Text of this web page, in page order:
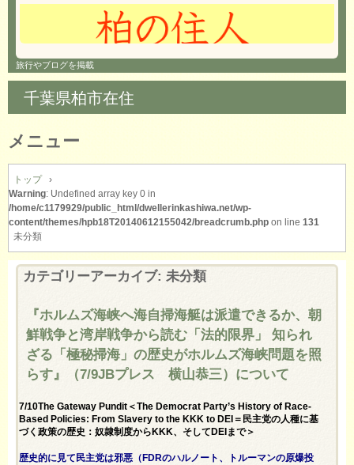
旅行やブログを掲載
千葉県柏市在住
メニュー
コ
ン
テ
ン
ツ
へ
ス
トップ
›
Warning: Undefined array key 0 in
/home/c1179929/public_html/dwellerinkashiwa.net/wp-
content/themes/hpb18T20140612155042/breadcrumb.php on line 131
未分類
カテゴリーアーカイブ: 未分類
『ホルムズ海峡へ海自掃海艇は派遣できるか、朝
鮮戦争と湾岸戦争から読む「法的限界」 知られ
ざる「極秘掃海」の歴史がホルムズ海峡問題を照
らす』（7/9JBプレス 横山恭三）について
7/10The Gateway Pundit＜The Democrat Party’s History of Race-
Based Policies: From Slavery to the KKK to DEI＝民主党の人種に基
づく政策の歴史：奴隷制度からKKK、そしてDEIまで＞
歴史的に見て民主党は邪悪（FDRのハルノート、トルーマンの原爆投